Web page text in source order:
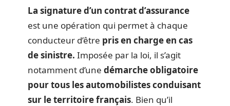
La signature d’un contrat d’assurance
est une opération qui permet à chaque
conducteur d’être pris en charge en cas
de sinistre. Imposée par la loi, il s’agit
notamment d’une démarche obligatoire
pour tous les automobilistes conduisant
sur le territoire français. Bien qu’il